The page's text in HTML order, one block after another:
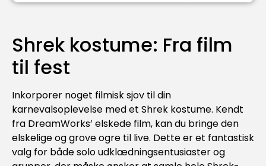
Shrek kostume: Fra film
til fest
Inkorporer noget filmisk sjov til din
karnevalsoplevelse med et Shrek kostume. Kendt
fra DreamWorks’ elskede film, kan du bringe den
elskelige og grove ogre til live. Dette er et fantastisk
valg for både solo udklædningsentusiaster og